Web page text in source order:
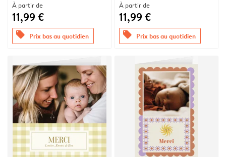
À partir de
11,99 €
offers Prix bas au quotidien
À partir de
11,99 €
offers Prix bas au quotidien